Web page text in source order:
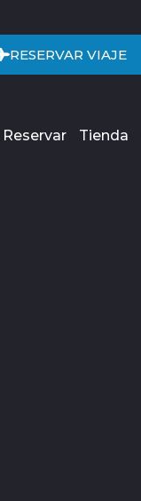
RESERVAR VIAJE
Reservar Tienda